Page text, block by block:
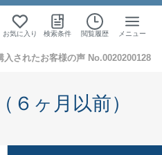
お気に入り 検索条件 閲覧履歴 メニュー
されたお客様の声 No.0020200128
６ヶ月以前）